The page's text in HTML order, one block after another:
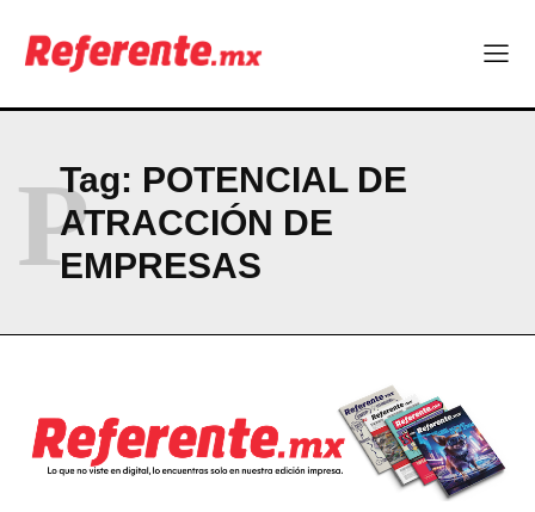
ABOUT
CONTACT
NEWSLETTER
Tag: POTENCIAL DE
ATRACCIÓN DE
EMPRESAS
P